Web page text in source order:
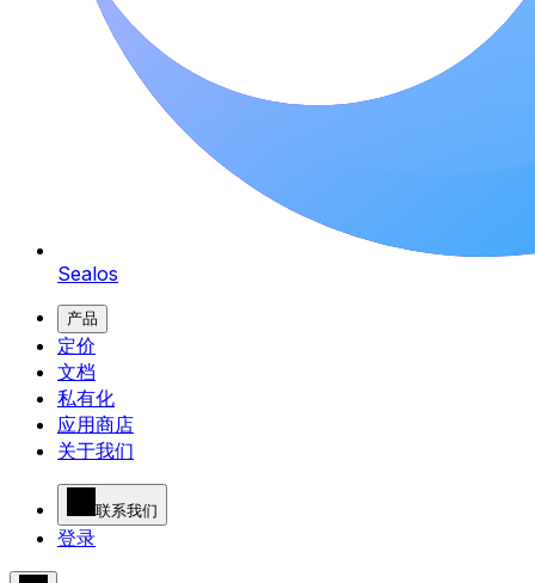
Sealos
产品
定价
文档
私有化
应用商店
关于我们
联系我们
登录